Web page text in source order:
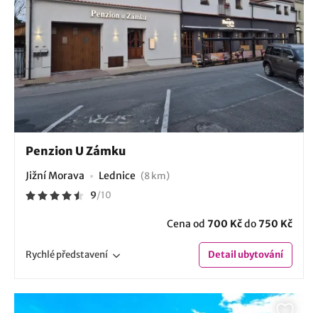
Penzion U Zámku
Jižní Morava Lednice (8 km)
9/10
Cena od 700 Kčdo750 Kč
Rychlépředstavení Detailubytování